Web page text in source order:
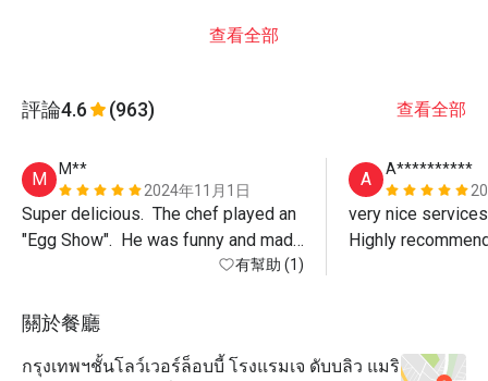
查看全部
評論4.6 (963) 查看全部
M
M**
2024年11月1日
Super delicious.  The chef played an
"Egg Show".  He was funny and made
有幫助 (1)
A
A**********
very nice
關於餐廳
กรุงเทพฯชั้นโลว์เวอร์ล็อบบี้ โรงแรมเจ ดับบลิว แมริ